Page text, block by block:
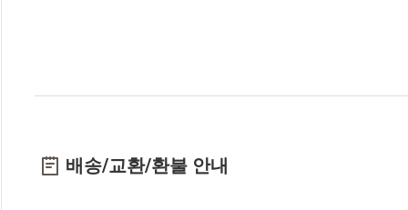
배송/교환/환불 안내